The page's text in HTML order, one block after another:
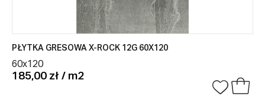
PŁYTKA GRESOWA X-ROCK 12G 60X120
60x120
185,00 zł / m2